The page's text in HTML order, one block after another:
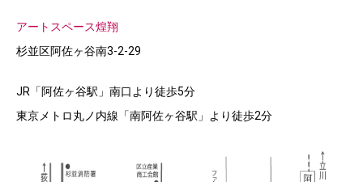
アートスペース煌翔
杉並区阿佐ヶ谷南3-2-29
JR「阿佐ヶ谷駅」南口より徒歩5分
東京メトロ丸ノ内線「南阿佐ヶ谷駅」より徒歩2分